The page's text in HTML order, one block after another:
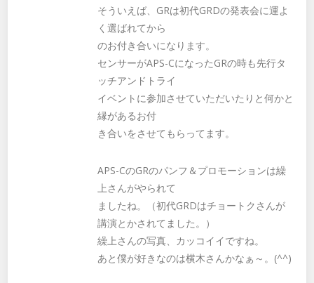
そういえば、GRは初代GRDの発表会に運よ
く選ばれてから
のお付き合いになります。
センサーがAPS-CになったGRの時も先行タ
ッチアンドトライ
イベントに参加させていただいたりと何かと
縁があるお付
き合いをさせてもらってます。
APS-CのGRのパンフ＆プロモーションは繰
上さんがやられて
ましたね。（初代GRDはチョートクさんが
講演とかされてました。）
繰上さんの写真、カッコイイですね。
あと僕が好きなのは横木さんかなぁ～。(^^)